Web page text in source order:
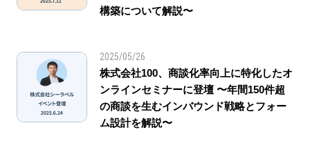
構築について解説〜
2025/05/26
株式会社100、商談化率向上に特化したオ
ンラインセミナーに登壇 〜年間150件超
の商談を生むインバウンド戦略とフォー
ム設計を解説〜